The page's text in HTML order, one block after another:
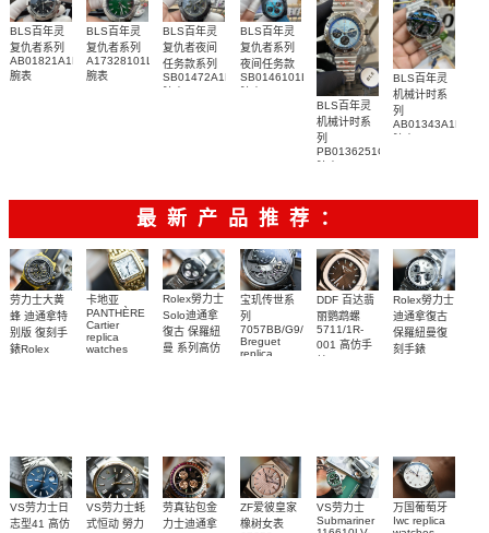
BLS百年灵
复仇者系列
AB01821A1B1X1
腕表
BLS百年灵
复仇者系列
A17328101L1X1
腕表
BLS百年灵
复仇者夜间
任务款系列
SB01472A1B1X1
BLS百年灵
复仇者系列
夜间任务款
SB0146101L1X1
BLS百年灵
机械计时系
列
PB0136251C1S1
BLS百年灵
机械计时系
列
AB01343A1L1A1
最新产品推荐：
劳力士大黄
蜂 迪通拿特
别版 復刻手
錶Rolex
卡地亚
PANTHÈRE
Cartier
replica
watches
Rolex勞力士
Solo迪通拿
復古 保羅紐
曼 系列高仿
宝玑传世系
列
7057BB/G9/9W6
Breguet
replica
DDF 百达翡
丽鹦鹉螺
5711/1R-
001 高仿手
Rolex勞力士
迪通拿復古
保羅紐曼復
刻手錶
VS劳力士日
志型41 高仿
VS劳力士蚝
式恒动 勞力
劳真钻包金
力士迪通拿
ZF爱彼皇家
橡树女表
VS劳力士
Submariner
万国葡萄牙
Iwc replica